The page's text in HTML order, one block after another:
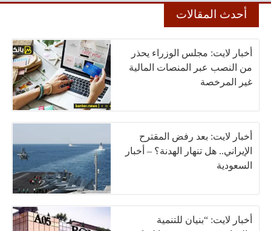
أحدث المقالات
أخبار لايت: مجلس الوزراء يحذر
من النصب عبر المنصات المالية
غير المرخصة
أخبار لايت: بعد رفض المقترح
الإيراني.. هل تنهار الهدنة؟ – أخبار
السعودية
أخبار لايت: “بنيان للتنمية